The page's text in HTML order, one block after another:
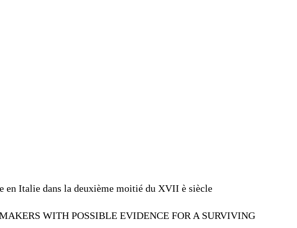
en Italie dans la deuxième moitié du XVII è siècle
WITH POSSIBLE EVIDENCE FOR A SURVIVING